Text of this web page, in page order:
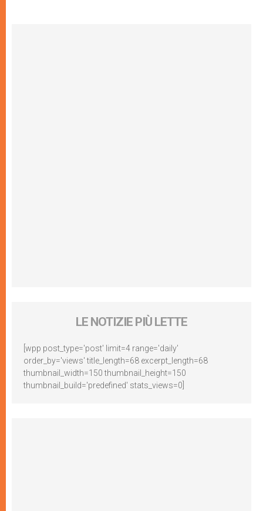
LE NOTIZIE PIÙ LETTE
[wpp post_type='post' limit=4 range='daily'
order_by='views' title_length=68 excerpt_length=68
thumbnail_width=150 thumbnail_height=150
thumbnail_build='predefined' stats_views=0]